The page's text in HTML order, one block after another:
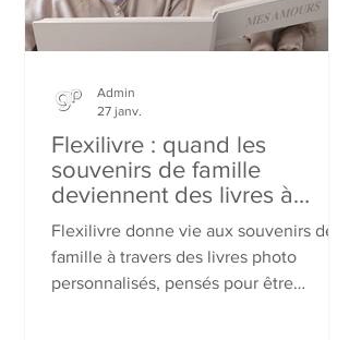
Flexilivre : quand les
souvenirs de famille
deviennent des livres à
partager
Flexilivre donne vie aux souvenirs de
famille à travers des livres photo
personnalisés, pensés pour être
Admin
27 janv.